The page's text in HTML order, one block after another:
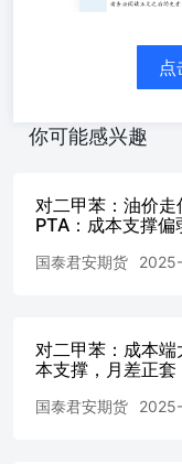
目标。 美国商
至2010年7月
加空头。
26,930份合约
2010年7月20
头寸，将其净
1月以来有记
年9月7日当周
的。 【趋势
度：-1 MEG
【-2,2】区间
偏强、强，-2
你可能感兴趣
对二甲苯：油价
PTA：成本支撑偏
国泰君安期货
对二甲苯：成本
本支撑，月差正套
国泰君安期货